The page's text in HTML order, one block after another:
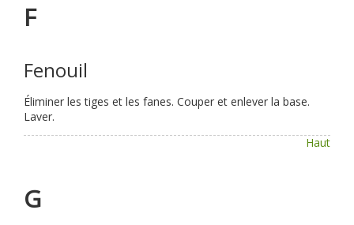
F
Fenouil
Éliminer les tiges et les fanes. Couper et enlever la base.
Laver.
Haut
G